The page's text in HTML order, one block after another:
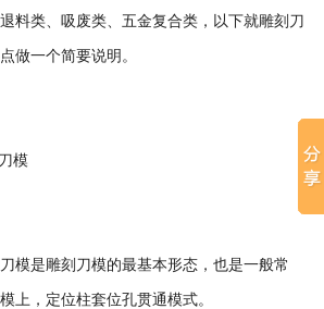
料类、吸废类、五金复合类，以下就雕刻刀
做一个简要说明。
模
是雕刻刀模的最基本形态，也是一般常
上，定位柱套位孔贯通模式。